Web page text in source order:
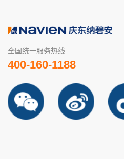
全国统一服务热线
400-160-1188